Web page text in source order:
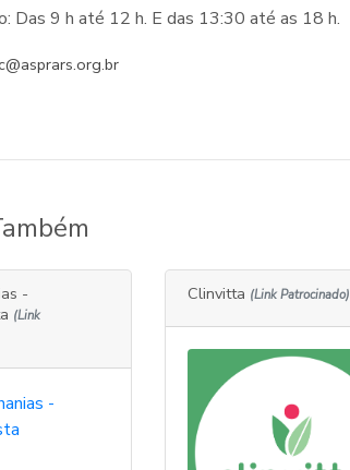
Das 9 h até 12 h. E das 13:30 até as 18 h.
-
(Link
Clinvitta (Link Patrocinado)